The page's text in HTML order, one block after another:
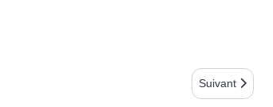
Article
Suivant